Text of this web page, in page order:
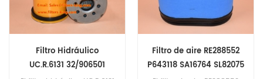
Filtro Hidráulico
UC.R.6131 32/906501
Filtro de aire RE288552
P643118 SA16764 SL82075